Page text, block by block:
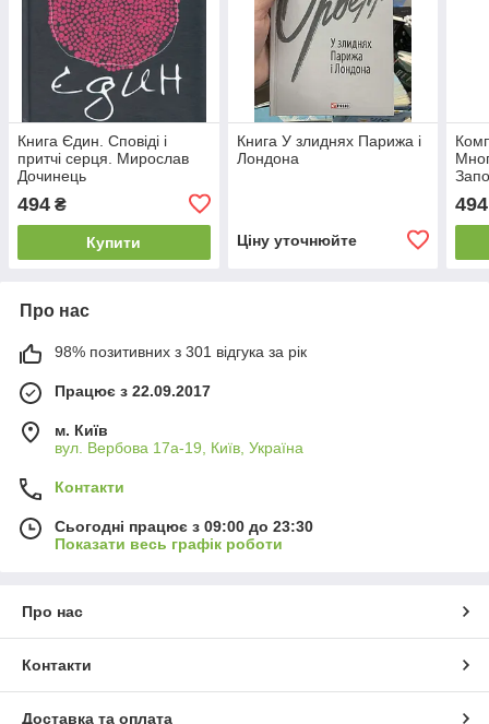
Книга Єдин. Сповіді і
притчі серця. Мирослав
Дочинець
494 ₴
Купити
Книга У злиднях Парижа і
Лондона
Ціну уточнюйте
494
Про нас
98% позитивних з 301 відгука за рік
Працює з 22.09.2017
м. Київ
вул. Вербова 17а-19, Київ, Україна
Контакти
Сьогодні працює з 09:00 до 23:30
Показати весь графік роботи
Про нас
Контакти
Доставка та оплата